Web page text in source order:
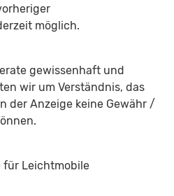
möglich.
gewissenhaft und
wir um Verständnis, das
der Anzeige keine Gewähr /
für Leichtmobile